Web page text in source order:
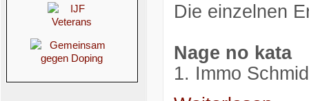
Die einzelnen
Nage no kata
1. Immo